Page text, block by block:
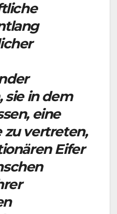
sie in dem
eine
zu vertreten,
Eifer